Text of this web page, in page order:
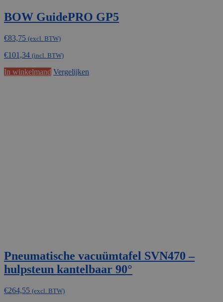
BOW GuidePRO GP5
€83,75 (excl. BTW)
€101,34 (incl. BTW)
In winkelmand Vergelijken
Pneumatische vacuümtafel SVN470 –
hulpsteun kantelbaar 90°
€264,55 (excl. BTW)